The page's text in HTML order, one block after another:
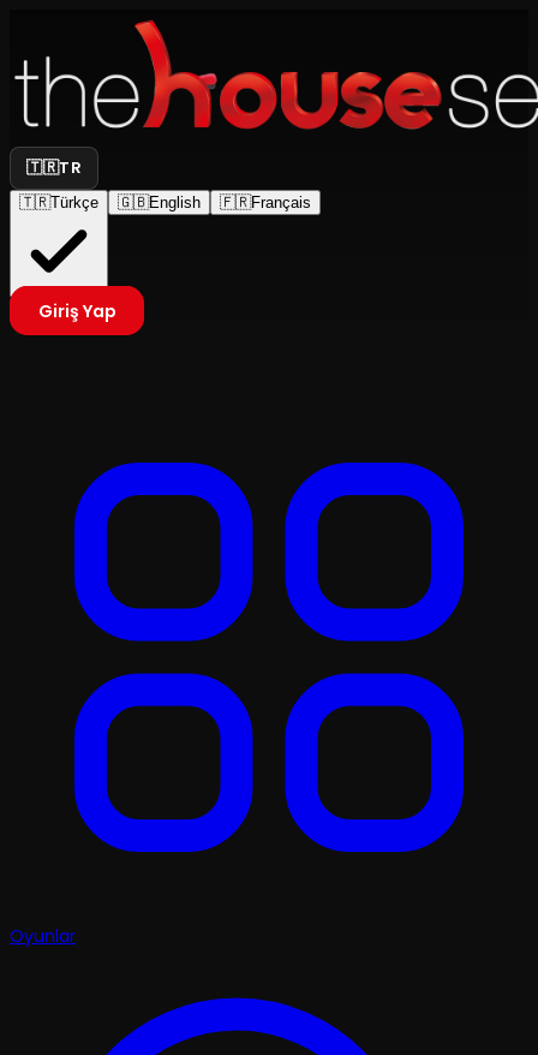
🇹🇷TR
🇹🇷Türkçe 🇬🇧English 🇫🇷Français
Giriş Yap
Oyunlar